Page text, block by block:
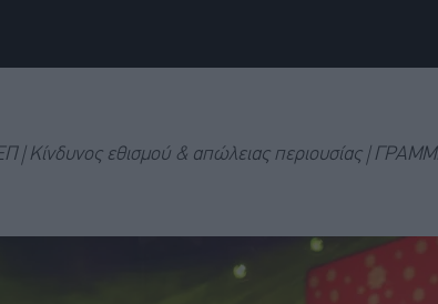
| Κίνδυνος εθισμού & απώλειας περιουσίας |